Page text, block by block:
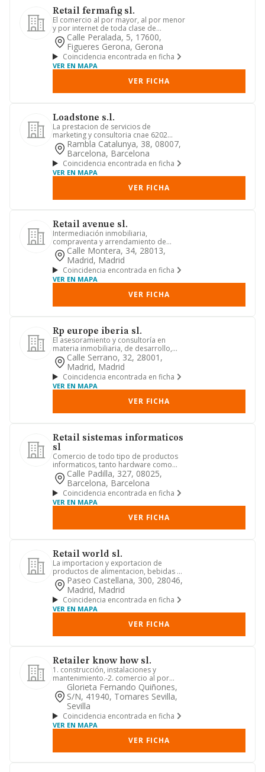
Retail fermafig sl.
El comercio al por mayor, al por menor
y por internet de toda clase de
artículos de lencería, corse...
Calle Peralada, 5, 17600,
Figueres Gerona, Gerona
Coincidencia encontrada en ficha
VER EN MAPA
VER FICHA
Loadstone s.l.
La prestacion de servicios de
marketing y consultoria cnae 6202
constitucion, participacion, invers...
Rambla Catalunya, 38, 08007,
Barcelona, Barcelona
Coincidencia encontrada en ficha
VER EN MAPA
VER FICHA
Retail avenue sl.
Intermediación inmobiliaria,
compraventa y arrendamiento de
viviendas, solares y locales;
asesorami...
Calle Montera, 34, 28013,
Madrid, Madrid
Coincidencia encontrada en ficha
VER EN MAPA
VER FICHA
Rp europe iberia sl.
El asesoramiento y consultoría en
materia inmobiliaria, de desarrollo,
explotación y comercializaci...
Calle Serrano, 32, 28001,
Madrid, Madrid
Coincidencia encontrada en ficha
VER EN MAPA
VER FICHA
Retail sistemas informaticos
sl
Comercio de todo tipo de productos
informaticos, tanto hardware como
software, y electronicos, incl...
Calle Padilla, 327, 08025,
Barcelona, Barcelona
Coincidencia encontrada en ficha
VER EN MAPA
VER FICHA
Retail world sl.
La importacion y exportacion de
productos de alimentacion, bebidas y
elementos de hosteleria y rest...
Paseo Castellana, 300, 28046,
Madrid, Madrid
Coincidencia encontrada en ficha
VER EN MAPA
VER FICHA
Retailer know how sl.
1. construcción, instalaciones y
mantenimiento.-2. comercio al por
mayor y al por menor. distribuci...
Glorieta Fernando Quiñones,
S/n, 41940, Tomares Sevilla,
Sevilla
Coincidencia encontrada en ficha
VER EN MAPA
VER FICHA